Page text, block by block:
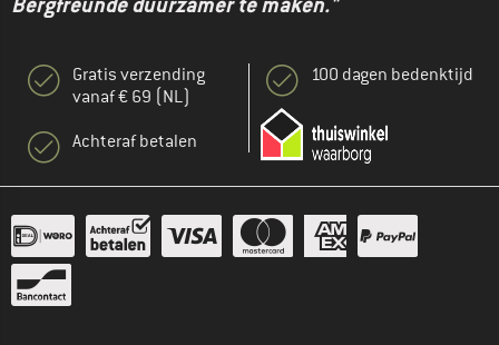
Gratis verzending
vanaf € 69 (NL)
Achteraf betalen
100 dagen bedenktijd